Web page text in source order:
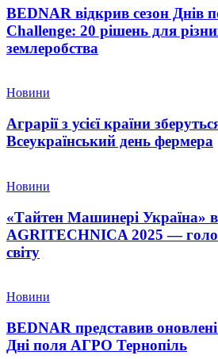
BEDNAR відкрив сезон Днів
Challenge: 20 рішень для
землеробства
Новини
Аграрії з усієї країни
Всеукраїнський день фермера
Новини
«Тайтен Машинері Україна»
AGRITECHNICA 2025 —
світу
Новини
BEDNAR представив
Дні поля АГРО Тернопіль